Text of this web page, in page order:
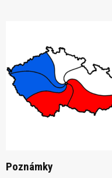
Poznámky